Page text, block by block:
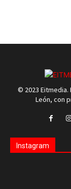
© 2023
León, con
Instagram